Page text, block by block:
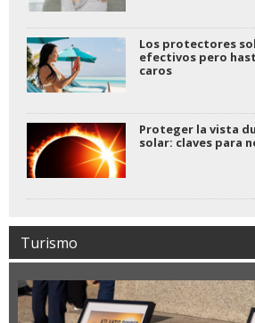
Los protectores
efectivos pero
caros
Proteger la vista
solar: claves para
Turismo